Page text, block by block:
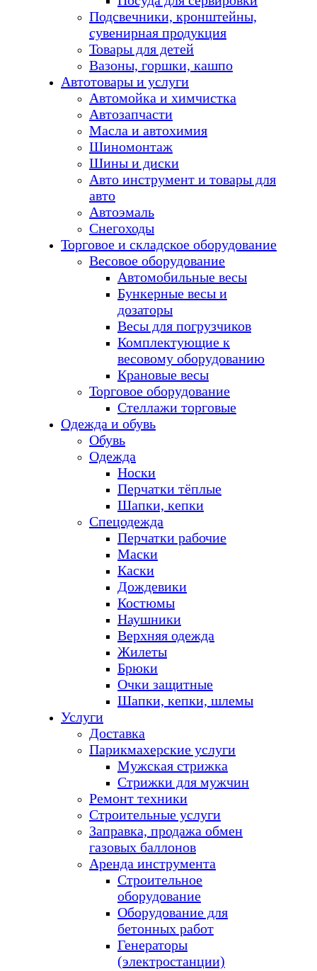
Подсвечники, кронштейны,
сувенирная продукция
Товары для детей
Вазоны, горшки, кашпо
Автотовары и услуги
Автомойка и химчистка
Автозапчасти
Масла и автохимия
Шиномонтаж
Шины и диски
Авто инструмент и товары для
авто
Автоэмаль
Снегоходы
Торговое и складское оборудование
Весовое оборудование
Автомобильные весы
Бункерные весы и
дозаторы
Весы для погрузчиков
Комплектующие к
весовому оборудованию
Крановые весы
Торговое оборудование
Стеллажи торговые
Одежда и обувь
Обувь
Одежда
Носки
Перчатки тёплые
Шапки, кепки
Спецодежда
Перчатки рабочие
Маски
Каски
Дождевики
Костюмы
Наушники
Верхняя одежда
Жилеты
Брюки
Очки защитные
Шапки, кепки, шлемы
Услуги
Доставка
Парикмахерские услуги
Мужская стрижка
Стрижки для мужчин
Ремонт техники
Строительные услуги
Заправка, продажа обмен
газовых баллонов
Аренда инструмента
Строительное
оборудование
Оборудование для
бетонных работ
Генераторы
(электростанции)